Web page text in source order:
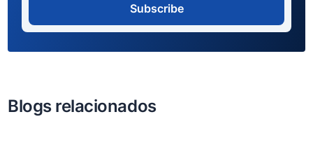
Subscribe
Blogs relacionados